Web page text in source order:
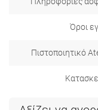
Όροι
Πιστοποιητικό